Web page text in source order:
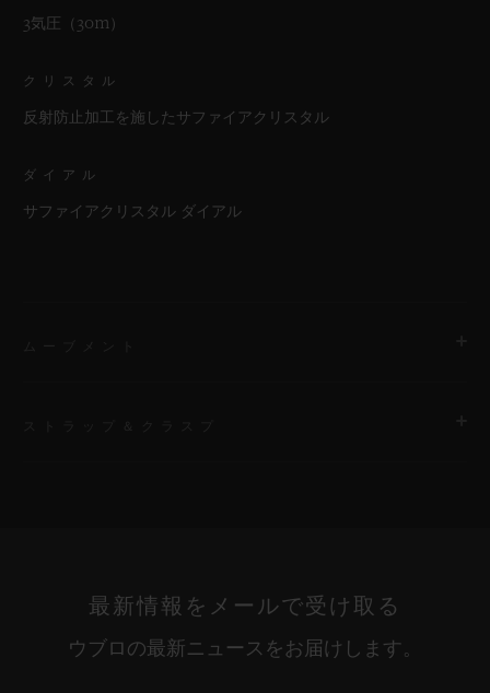
3気圧（30m）
クリスタル
反射防止加工を施したサファイアクリスタル
ダイアル
サファイアクリスタル ダイアル
パワーリザーブ
ブラックセラミック＆チタニウム（ブラックコーティング）
最新情報をメールで受け取る
ウブロの最新ニュースをお届けします。